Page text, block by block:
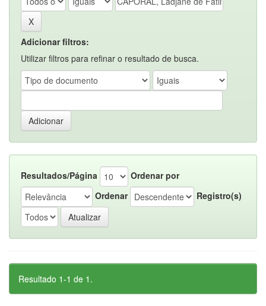
Adicionar filtros:
Utilizar filtros para refinar o resultado de busca.
Resultados/Página
Ordenar por
Ordenar
Registro(s)
Resultado 1-1 de 1.